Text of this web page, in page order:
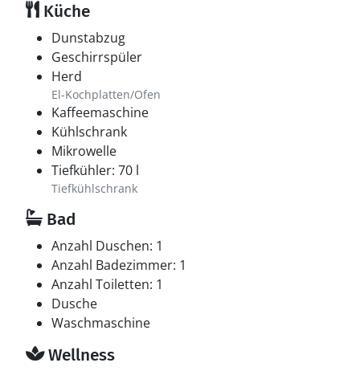
Küche
Dunstabzug
Geschirrspüler
Herd
El-Kochplatten/Ofen
Kaffeemaschine
Kühlschrank
Mikrowelle
Tiefkühler: 70 l
Tiefkühlschrank
Bad
Anzahl Duschen: 1
Anzahl Badezimmer: 1
Anzahl Toiletten: 1
Dusche
Waschmaschine
Wellness